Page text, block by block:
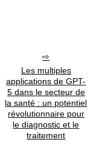
Les multiples
applications de GPT-
5 dans le secteur de
la santé : un potentiel
révolutionnaire pour
le diagnostic et le
traitement